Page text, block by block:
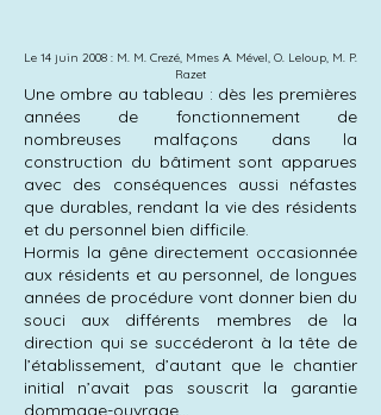
Le 14 juin 2008 : M. M. Crezé, Mmes A. Mével, O. Leloup, M. P.
Razet
Une ombre au tableau : dès les premières
années de fonctionnement de
nombreuses malfaçons dans la
construction du bâtiment sont apparues
avec des conséquences aussi néfastes
que durables, rendant la vie des résidents
et du personnel bien difficile.
Hormis la gêne directement occasionnée
aux résidents et au personnel, de longues
années de procédure vont donner bien du
souci aux différents membres de la
direction qui se succéderont à la tête de
l’établissement, d’autant que le chantier
initial n’avait pas souscrit la garantie
dommage-ouvrage…